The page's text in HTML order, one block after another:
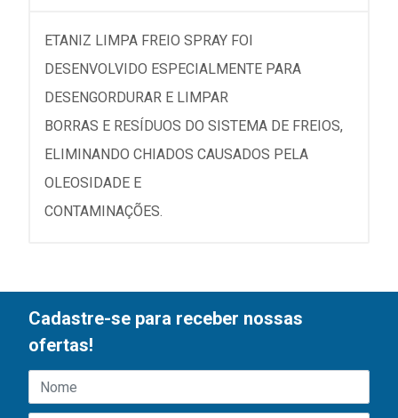
ETANIZ LIMPA FREIO SPRAY FOI
DESENVOLVIDO ESPECIALMENTE PARA
DESENGORDURAR E LIMPAR
BORRAS E RESÍDUOS DO SISTEMA DE FREIOS,
ELIMINANDO CHIADOS CAUSADOS PELA
OLEOSIDADE E
CONTAMINAÇÕES.
Cadastre-se para receber nossas
ofertas!